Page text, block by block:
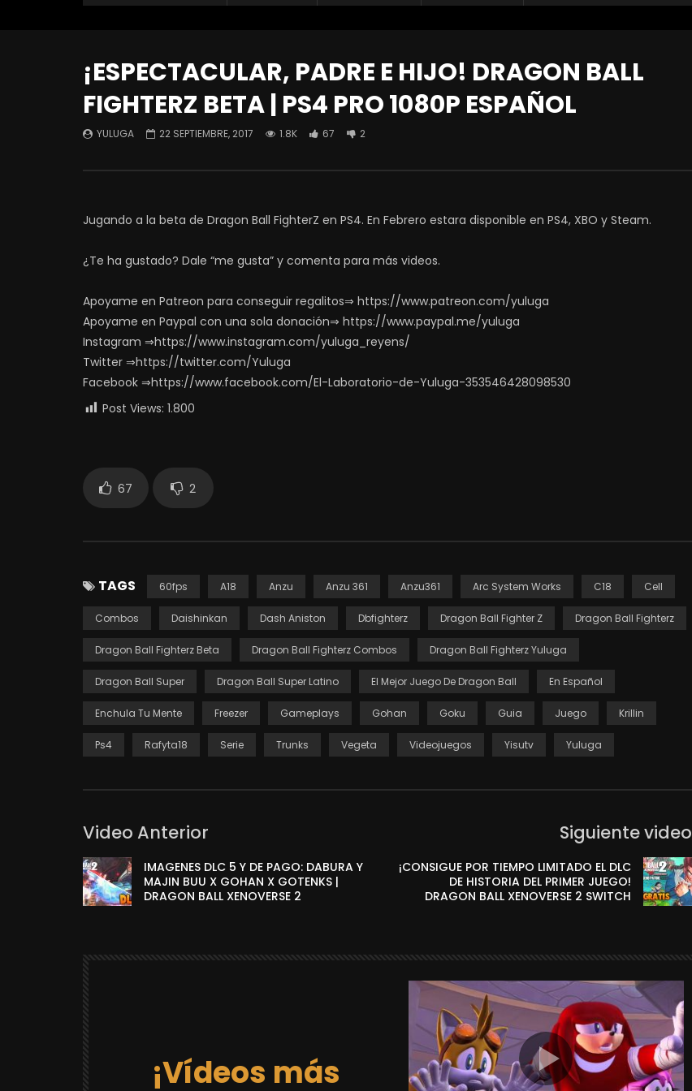
¡ESPECTACULAR, PADRE E HIJO! DRAGON BALL
FIGHTERZ BETA | PS4 PRO 1080P ESPAÑOL
YULUGA 22 SEPTIEMBRE, 2017 1.8K 67 2
Jugando a la beta de Dragon Ball FighterZ en PS4. En Febrero estara disponible en PS4, XBO y Steam.
¿Te ha gustado? Dale “me gusta” y comenta para más videos.
Apoyame en Patreon para conseguir regalitos⇒ https://www.patreon.com/yuluga
Apoyame en Paypal con una sola donación⇒ https://www.paypal.me/yuluga
Instagram ⇒https://www.instagram.com/yuluga_reyens/
Twitter ⇒https://twitter.com/Yuluga
Facebook ⇒https://www.facebook.com/El-Laboratorio-de-Yuluga-353546428098530
Post Views: 1.800
67 2
TAGS 60fps A18 Anzu Anzu 361 Anzu361 Arc System Works C18 Cell
Combos Daishinkan Dash Aniston Dbfighterz Dragon Ball Fighter Z Dragon Ball Fighterz
Dragon Ball Fighterz Beta Dragon Ball Fighterz Combos Dragon Ball Fighterz Yuluga
Dragon Ball Super Dragon Ball Super Latino El Mejor Juego De Dragon Ball En Español
Enchula Tu Mente Freezer Gameplays Gohan Goku Guia Juego Krillin
Ps4 Rafyta18 Serie Trunks Vegeta Videojuegos Yisutv Yuluga
Video Anterior
IMAGENES DLC 5 Y DE PAGO: DABURA Y
MAJIN BUU X GOHAN X GOTENKS |
DRAGON BALL XENOVERSE 2
Siguiente video
¡CONSIGUE POR TIEMPO LIMITADO EL DLC
DE HISTORIA DEL PRIMER JUEGO!
DRAGON BALL XENOVERSE 2 SWITCH
¡Vídeos más